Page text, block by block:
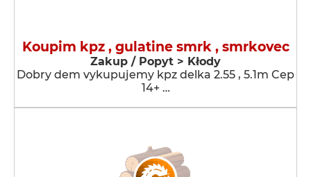
Koupim kpz , gulatine smrk , smrkovec
Zakup / Popyt > Kłody
Dobry dem vykupujemy kpz delka 2.55 , 5.1m Cep
14+ …